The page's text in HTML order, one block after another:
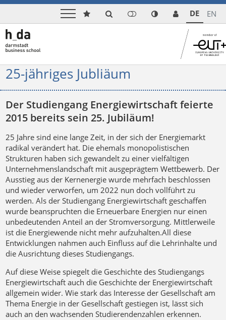
DE EN
25-jähriges Jubliäum
Der Studiengang Energiewirtschaft feierte
2015 bereits sein 25. Jubiläum!
25 Jahre sind eine lange Zeit, in der sich der Energiemarkt
radikal verändert hat. Die ehemals monopolistischen
Strukturen haben sich gewandelt zu einer vielfältigen
Unternehmenslandschaft mit ausgeprägtem Wettbewerb. Der
Ausstieg aus der Kernenergie wurde mehrfach beschlossen
und wieder verworfen, um 2022 nun doch vollführt zu
werden. Als der Studiengang Energiewirtschaft geschaffen
wurde beanspruchten die Erneuerbare Energien nur einen
unbedeutenden Anteil an der Stromversorgung. Mittlerweile
ist die Energiewende nicht mehr aufzuhalten.All diese
Entwicklungen nahmen auch Einfluss auf die Lehrinhalte und
die Ausrichtung dieses Studiengangs.
Auf diese Weise spiegelt die Geschichte des Studiengangs
Energiewirtschaft auch die Geschichte der Energiewirtschaft
allgemein wider. Wie stark das Interesse der Gesellschaft am
Thema Energie in der Gesellschaft gestiegen ist, lässt sich
auch an den wachsenden Studierendenzahlen erkennen.